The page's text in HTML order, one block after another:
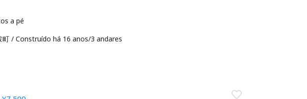
町 / Construído há 16 anos/3 andares